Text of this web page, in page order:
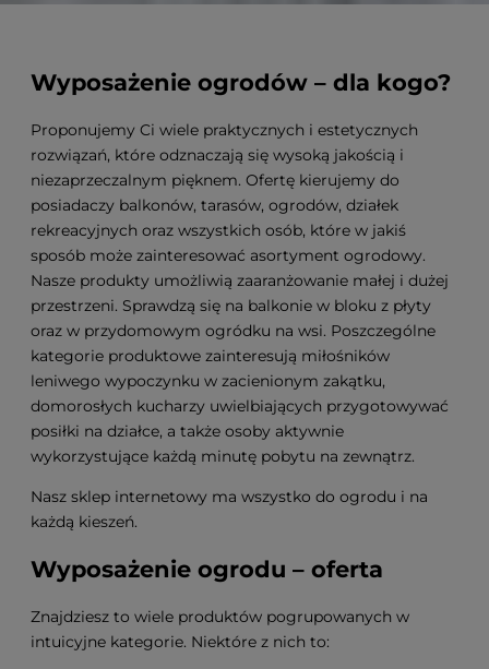
Wyposażenie ogrodów – dla kogo?
Proponujemy Ci wiele praktycznych i estetycznych
rozwiązań, które odznaczają się wysoką jakością i
niezaprzeczalnym pięknem. Ofertę kierujemy do
posiadaczy balkonów, tarasów, ogrodów, działek
rekreacyjnych oraz wszystkich osób, które w jakiś
sposób może zainteresować asortyment ogrodowy.
Nasze produkty umożliwią zaaranżowanie małej i dużej
przestrzeni. Sprawdzą się na balkonie w bloku z płyty
oraz w przydomowym ogródku na wsi. Poszczególne
kategorie produktowe zainteresują miłośników
leniwego wypoczynku w zacienionym zakątku,
domorosłych kucharzy uwielbiających przygotowywać
posiłki na działce, a także osoby aktywnie
wykorzystujące każdą minutę pobytu na zewnątrz.
Nasz sklep internetowy ma wszystko do ogrodu i na
każdą kieszeń.
Wyposażenie ogrodu – oferta
Znajdziesz to wiele produktów pogrupowanych w
intuicyjne kategorie. Niektóre z nich to: